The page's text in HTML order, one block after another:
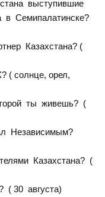
выступившие
в Семипалатинске?
Казахстана? (
( солнце, орел,
ты живешь? (
Независимым?
Казахстана? (
( 30 августа)